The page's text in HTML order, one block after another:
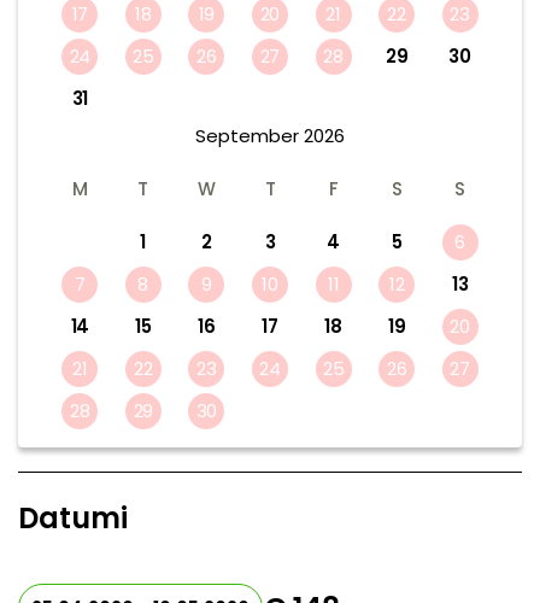
17
18 19 20 21 22
23
24
25 26 27 28 29
30
31
September2026
M T W T F S S
1 2 3 4 5
6
7
8 9 10 11 12
13
14
15 16 17 18 19
20
21
22 23 24 25 26
27
28
29 30
Datumi